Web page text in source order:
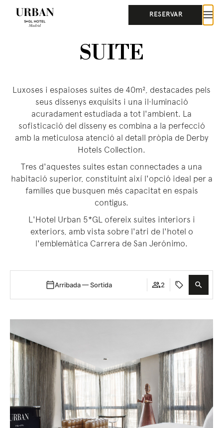
RESERVAR
SUITE
Luxoses i espaioses suites de 40m², destacades pels
seus dissenys exquisits i una il·luminació
acuradament estudiada a tot l'ambient. La
sofisticació del disseny es combina a la perfecció
amb la meticulosa atenció al detall pròpia de Derby
Hotels Collection.
Tres d'aquestes suites estan connectades a una
habitació superior, constituint així l'opció ideal per a
famílies que busquen més capacitat en espais
contigus.
L'Hotel Urban 5*GL ofereix suites interiors i
exteriors, amb vista sobre l'atri de l'hotel o
l'emblemàtica Carrera de San Jerónimo.
Arribada — Sortida 2